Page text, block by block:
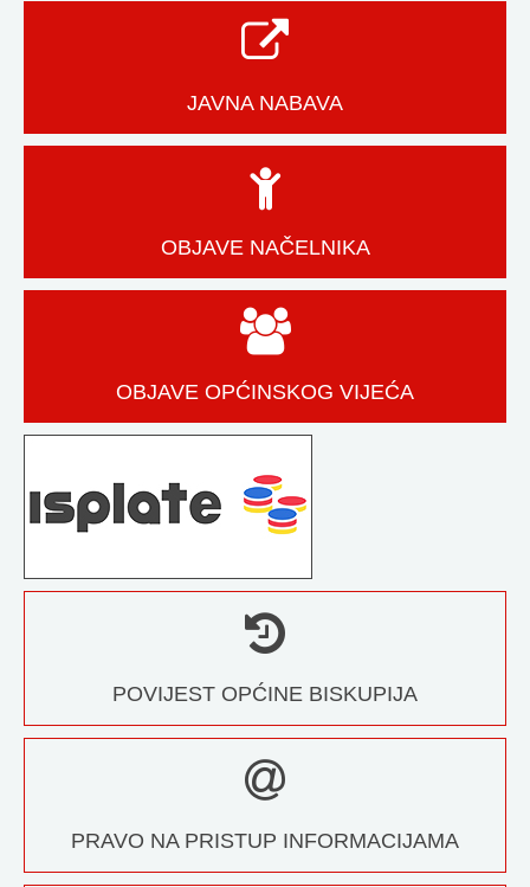
JAVNA NABAVA
OBJAVE NAČELNIKA
OBJAVE OPĆINSKOG VIJEĆA
POVIJEST OPĆINE BISKUPIJA
PRAVO NA PRISTUP INFORMACIJAMA